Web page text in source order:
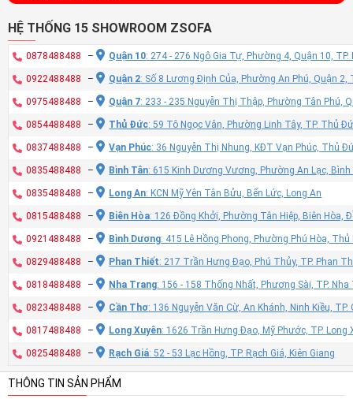
HỆ THỐNG 15 SHOWROOM ZSOFA
0878488488 – Quận 10: 274 - 276 Ngô Gia Tự, Phường 4, Quận 10, TP.
0922488488 – Quận 2: Số 8 Lương Định Của, Phường An Phú, Quận 2,
0975488488 – Quận 7: 233 - 235 Nguyễn Thị Thập, Phường Tân Phú,
0854488488 – Thủ Đức: 59 Tô Ngọc Vân, Phường Linh Tây, TP. Thủ
0837488488 – Vạn Phúc: 36 Nguyễn Thị Nhung, KĐT Vạn Phúc, Thủ
0835488488 – Bình Tân: 615 Kinh Dương Vương, Phường An Lạc, Bình
0835488488 – Long An: KCN Mỹ Yên Tân Bửu, Bến Lức, Long An
0815488488 – Biên Hòa: 126 Đồng Khởi, Phường Tân Hiệp, Biên Hòa,
0921488488 – Bình Dương: 415 Lê Hồng Phong, Phường Phú Hòa,
0829488488 – Phan Thiết: 217 Trần Hưng Đạo, Phú Thủy, TP. Phan
0818488488 – Nha Trang: 156 - 158 Thống Nhất, Phương Sài, TP.
0823488488 – Cần Thơ: 136 Nguyễn Văn Cừ, An Khánh, Ninh Kiều,
0817488488 – Long Xuyên: 1626 Trần Hưng Đạo, Mỹ Phước, TP. Long
0825488488 – Rạch Giá: 52 - 53 Lạc Hồng, TP. Rạch Giá, Kiên Giang
THÔNG TIN SẢN PHẨM